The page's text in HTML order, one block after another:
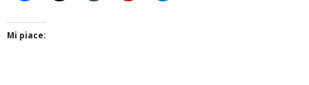
Mi piace: